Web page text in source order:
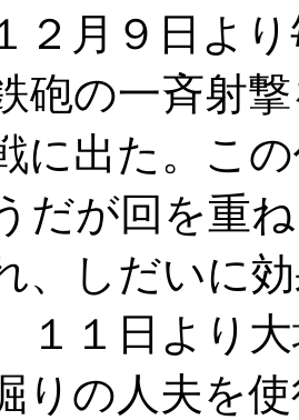
２月９日よ
砲の一斉射
に出た。こ
だが回を重
、しだいに
１１日より
りの人夫を